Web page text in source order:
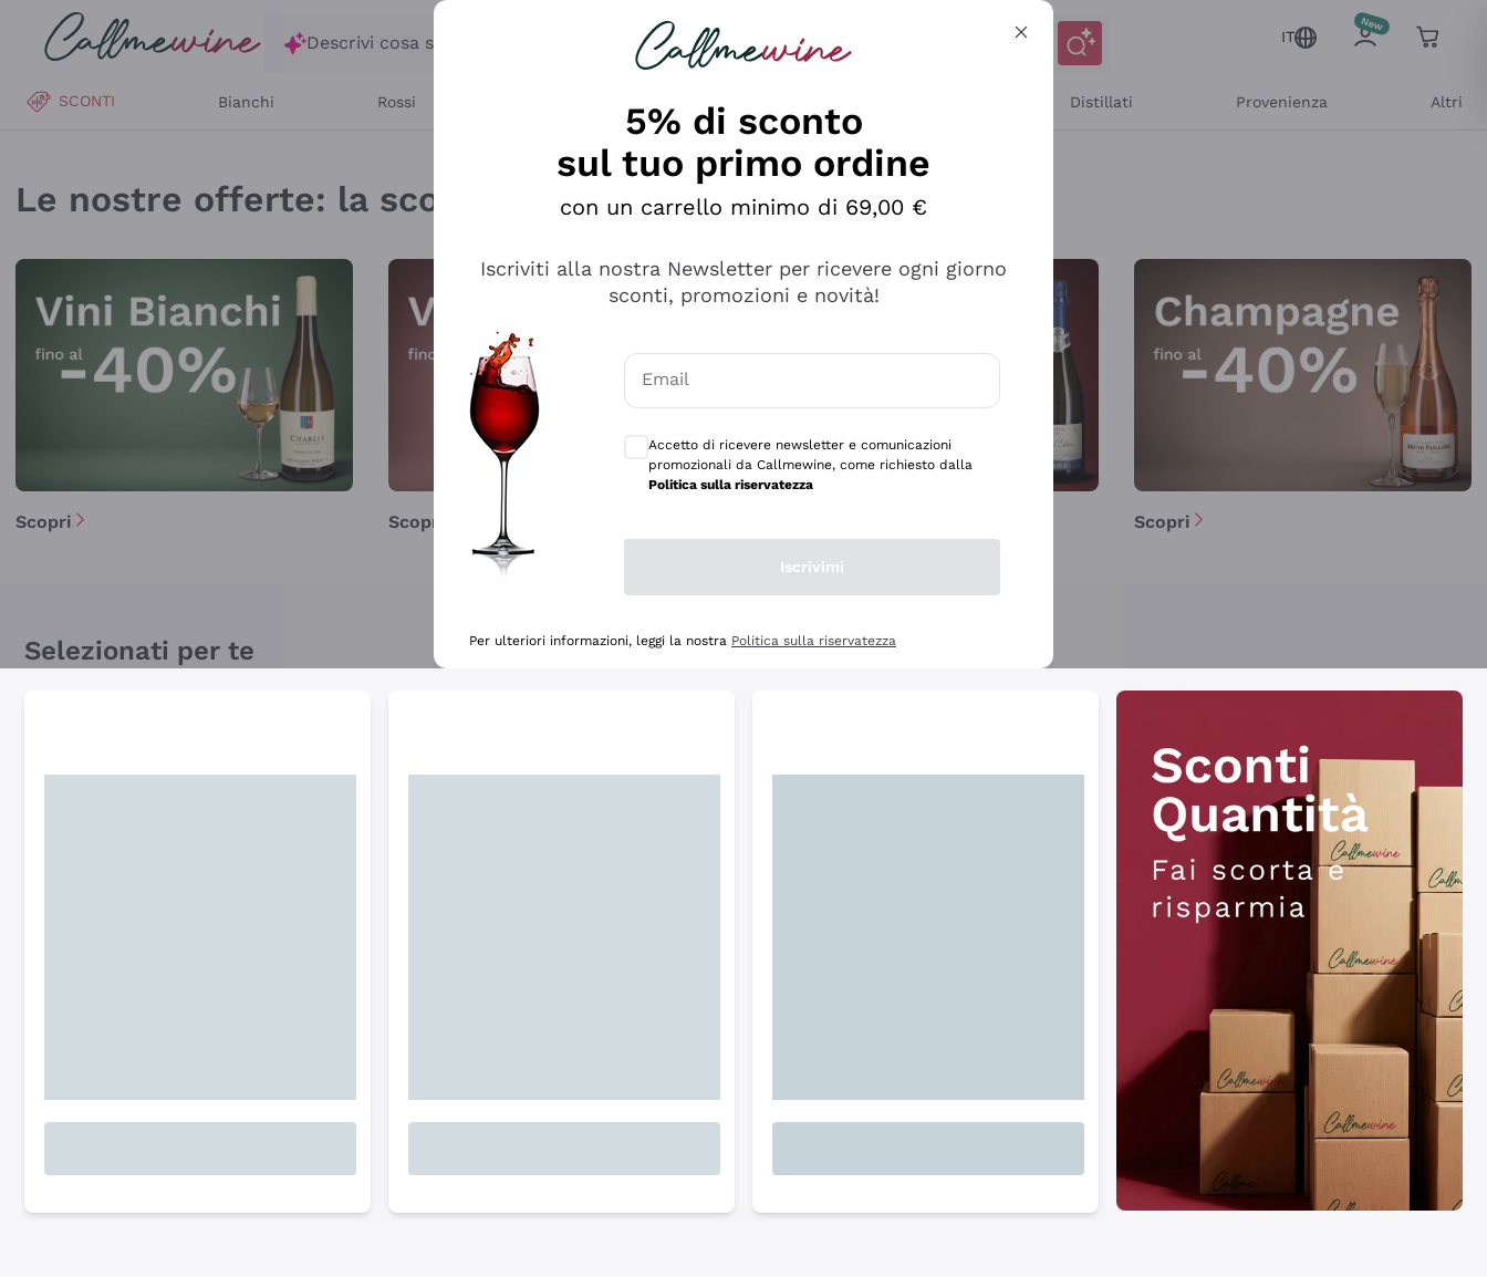
Salta al contenuto principale
Descrivi cosa stai cercando
IT
SCONTI Bianchi Rossi Distillati Provenienza Altri
Callmewine: Vendita Vino Online, Enoteca e Shop Online
Le nostre offerte: la scorta perfetta inizia da qui!
Scopri Scopri Scopri
Selezionati per te
5% di sconto
sul tuo primo ordine
con un carrello minimo di 69,00 €
Iscriviti alla nostra Newsletter per ricevere ogni giorno
sconti, promozioni e novità!
Email
Consensi opzionali per ricevere comunicazioni e offerte personalizzate
Accetto di ricevere newsletter e comunicazioni
promozionali da Callmewine, come richiesto dalla
Politica sulla riservatezza
Iscrivimi
Per ulteriori informazioni, leggi la nostra Politica sulla riservatezza